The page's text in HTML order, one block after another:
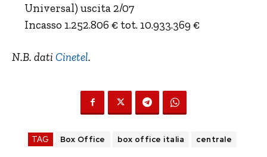
Universal) uscita 2/07
Incasso 1.252.806 € tot. 10.933.369 €
N.B. dati Cinetel.
TAG Box Office box office italia centrale